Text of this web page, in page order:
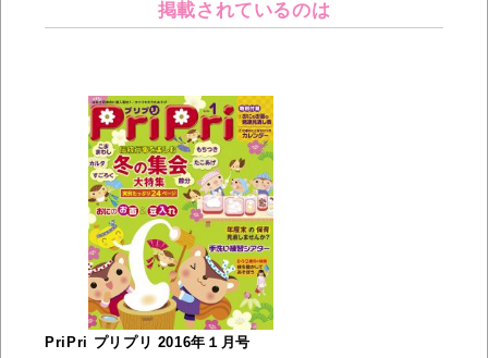
掲載されているのは
PriPri プリプリ 2016年１月号